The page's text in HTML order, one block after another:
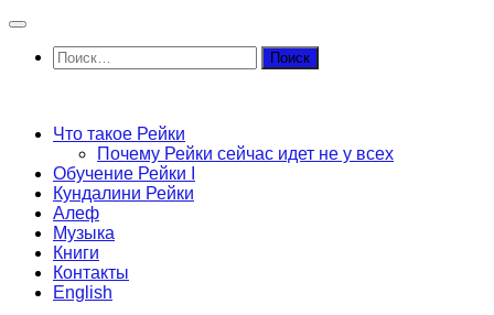
Перейти
содержимому
Найти:
Что такое Рейки
Почему Рейки сейчас идет не у всех
Обучение Рейки I
Кундалини Рейки
Алеф
Музыка
Книги
Контакты
English